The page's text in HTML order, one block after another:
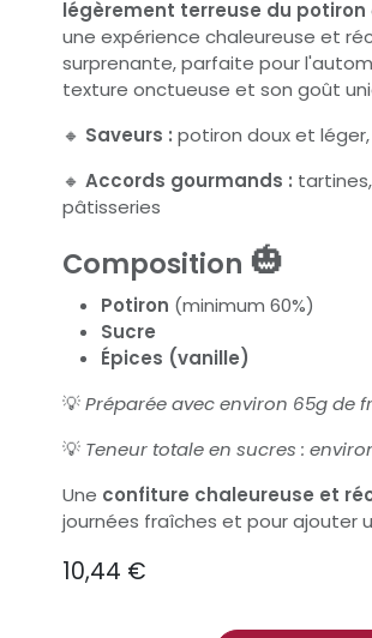
légèrement terreuse du potiron
une expérience chaleureuse et
surprenante, parfaite pour
texture onctueuse et son goût
🔸 Saveurs : potiron doux et
🔸 Accords gourmands :
pâtisseries
Composition 🎃
Potiron (minimum 60%)
Sucre
Épices (vanille)
💡Préparée avec environ 65g de
💡 Teneur totale en sucres :
Une confiture chaleureuse et
journées fraîches et pour ajouter
10,44 €